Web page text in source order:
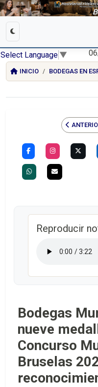
Select Language ▼
INICIO BODEGAS EN
Reproducir
Bodegas
nueve
Concurso
Bruselas